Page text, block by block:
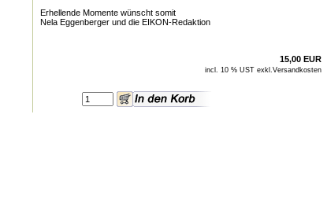
Erhellende Momente wünscht somit
Nela Eggenberger und die EIKON-Redaktion
15,00 EUR
incl. 10 % UST exkl.Versandkosten